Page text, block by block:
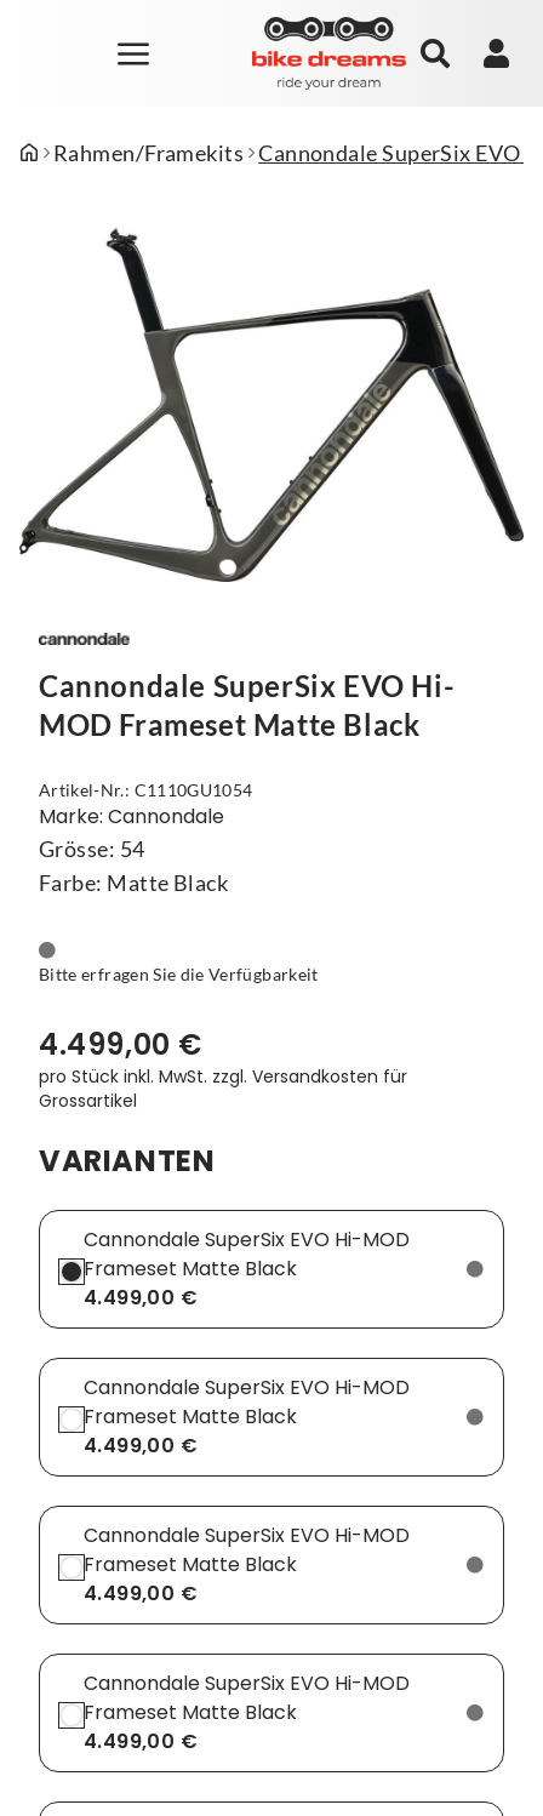
Rahmen/Framekits Cannondale SuperSix EVO
Cannondale SuperSix EVO Hi-
MOD Frameset Matte Black
Artikel-Nr.: C1110GU1054
Marke: Cannondale
Grösse: 54
Farbe: Matte Black
Bitte erfragen Sie die Verfügbarkeit
4.499,00 €
pro Stück inkl. MwSt. zzgl. Versandkosten für
Grossartikel
VARIANTEN
Cannondale SuperSix EVO Hi-MOD
Frameset Matte Black
4.499,00 €
Cannondale SuperSix EVO Hi-MOD
Frameset Matte Black
4.499,00 €
Cannondale SuperSix EVO Hi-MOD
Frameset Matte Black
4.499,00 €
Cannondale SuperSix EVO Hi-MOD
Frameset Matte Black
4.499,00 €